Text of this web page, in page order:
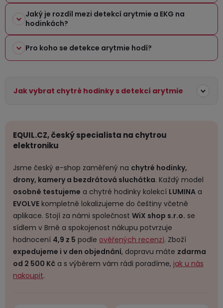
Jaký je rozdíl mezi detekcí arytmie a EKG na
hodinkách?
Pro koho se detekce arytmie hodí?
Jak vybrat chytré hodinky s detekcí arytmie
EQUIL.CZ, český specialista na chytrou
elektroniku
Jsme český e-shop zaměřený na chytré hodinky,
drony, kamery a bezdrátová sluchátka. Každý model
osobně testujeme a chytré hodinky kolekcí LUMINA a
EVOLVE kompletně lokalizujeme do češtiny včetně
aplikace. Stojí za námi společnost WiX shop s.r.o. se
sídlem v Brně a spokojenost nákupu potvrzuje
hodnocení 4,9 z 5 podle ověřených recenzí. Zboží
expedujeme i v den objednání, dopravu máte zdarma
od 2 500 Kč a s výběrem vám rádi poradíme, jak u nás
nakoupit.